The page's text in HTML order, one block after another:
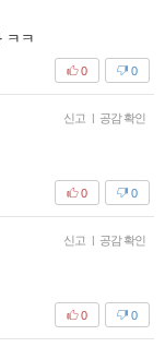
ㅋㅋ
0
0
신고 | 공감 확인
0
0
신고 | 공감 확인
0
0